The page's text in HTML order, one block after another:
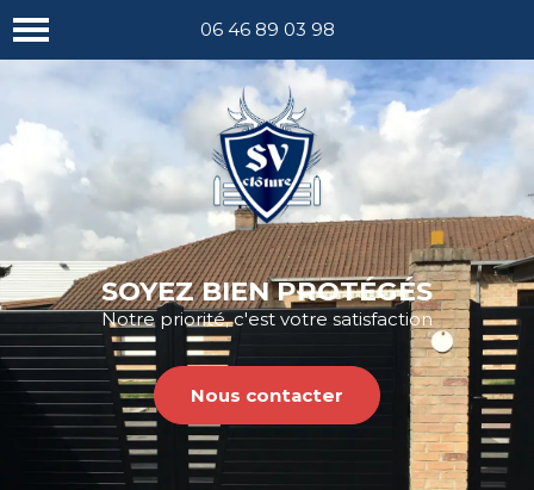
06 46 89 03 98
SOYEZ BIEN PROTÉGÉS
Notre priorité, c'est votre satisfaction
Nous contacter